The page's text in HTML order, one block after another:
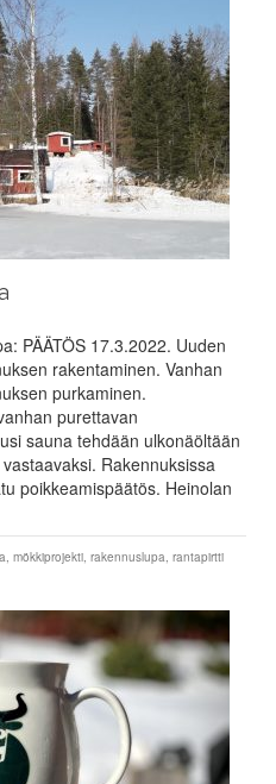
PÄÄTÖS 17.3.2022. Uuden
rakentaminen. Vanhan
purkaminen.
purettavan
sauna tehdään ulkonäöltään
Rakennuksissa
poikkeamispäätös. Heinolan
, mökkiprojekti, rakennuslupa, rantapirtti